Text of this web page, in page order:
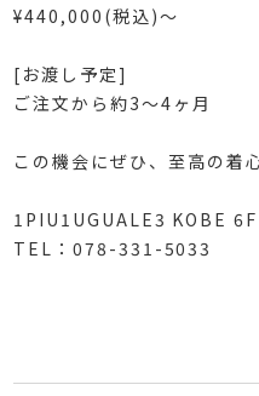
¥440,000(税込)〜
[お渡し予定]
ご注文から約3〜4ヶ月
この機会にぜひ、至高の着
1PIU1UGUALE3 KOBE 6F
TEL：078-331-5033